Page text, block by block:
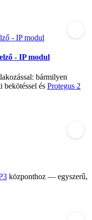
- IP modul
bármilyen
bekötéssel és Protegus 2
központhoz — egyszerű,